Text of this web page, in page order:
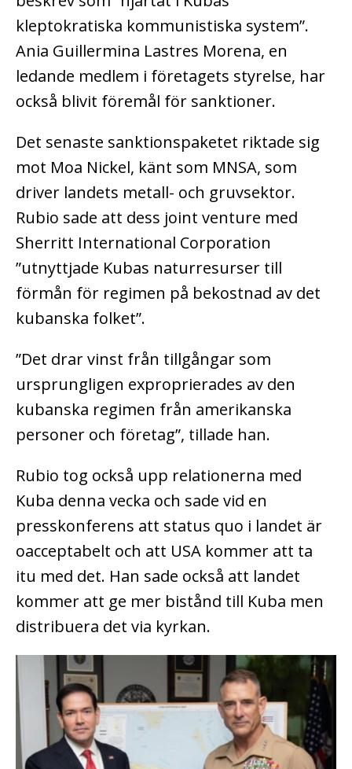
kleptokratiska kommunistiska system”.
Ania Guillermina Lastres Morena, en
ledande medlem i företagets styrelse, har
också blivit föremål för sanktioner.
Det senaste sanktionspaketet riktade sig
mot Moa Nickel, känt som MNSA, som
driver landets metall- och gruvsektor.
Rubio sade att dess joint venture med
Sherritt International Corporation
”utnyttjade Kubas naturresurser till
förmån för regimen på bekostnad av det
kubanska folket”.
”Det drar vinst från tillgångar som
ursprungligen exproprierades av den
kubanska regimen från amerikanska
personer och företag”, tillade han.
Rubio tog också upp relationerna med
Kuba denna vecka och sade vid en
presskonferens att status quo i landet är
oacceptabelt och att USA kommer att ta
itu med det. Han sade också att landet
kommer att ge mer bistånd till Kuba men
distribuera det via kyrkan.